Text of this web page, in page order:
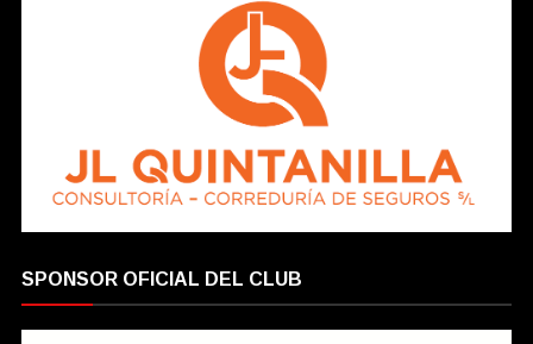
SPONSOR OFICIAL DEL CLUB